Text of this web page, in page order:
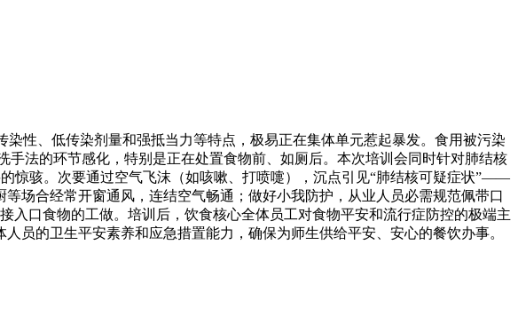
染性、低传染剂量和强抵当力等特点，极易正在集体单元惹起暴发。食用被污染
法的环节感化，特别是正在处置食物前、如厕后。本次培训会同时针对肺结核
惊骇。次要通过空气飞沫（如咳嗽、打喷嚏），沉点引见“肺结核可疑症状”——
场合经常开窗通风，连结空气畅通；做好小我防护，从业人员必需规范佩带口
口食物的工做。培训后，饮食核心全体员工对食物平安和流行症防控的极端主
员的卫生平安素养和应急措置能力，确保为师生供给平安、安心的餐饮办事。